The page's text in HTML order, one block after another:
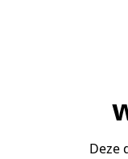
Deze